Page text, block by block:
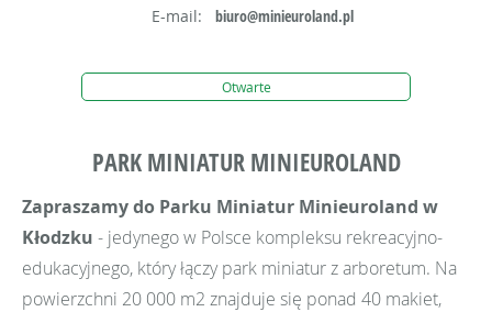
E-mail:
biuro@minieuroland.pl
Otwarte
PARK MINIATUR MINIEUROLAND
Zapraszamy do Parku Miniatur Minieuroland w
Kłodzku - jedynego w Polsce kompleksu rekreacyjno-
edukacyjnego, który łączy park miniatur z arboretum. Na
powierzchni 20 000 m2 znajduje się ponad 40 makiet,